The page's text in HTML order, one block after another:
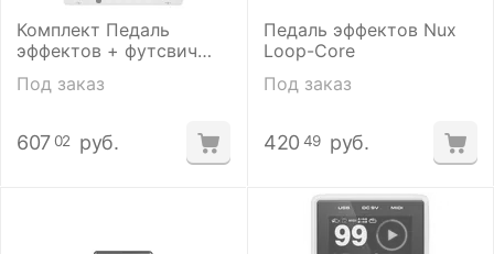
Комплект Педаль
эффектов + футсвич
Bundle
Под заказ
607 02 руб.
Педаль эффектов Nux
Loop-Core
Под заказ
420 49 руб.